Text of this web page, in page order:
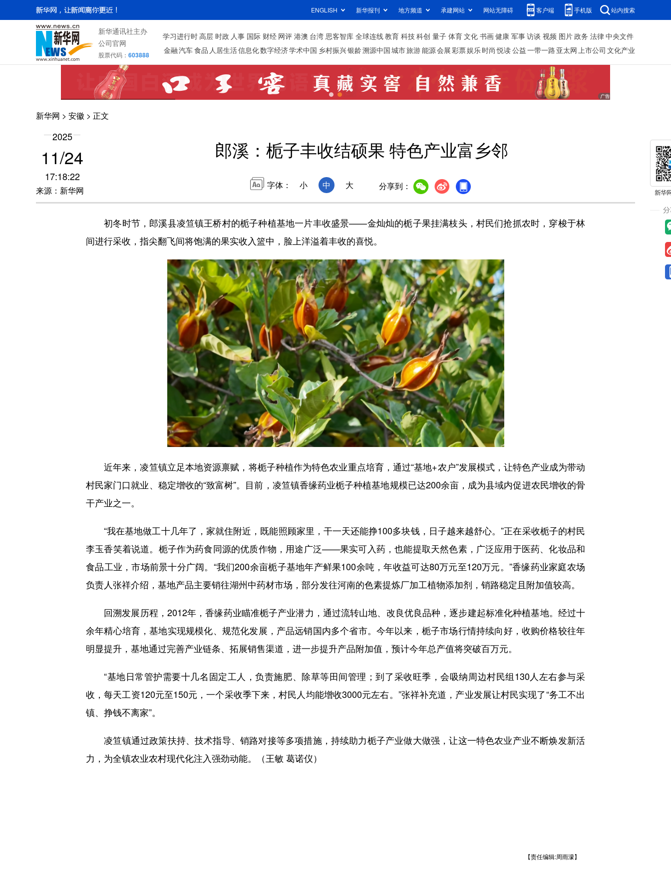
ENGLISH 新华报刊 地方频道 承建网站 网站无障碍 客户端 手机版 站内搜索
新华通讯社主办
公司官网
股票代码： 603888
学习进行时高层 时政 人事 国际 财经 网评 港澳 台湾 思客智库 全球连线教育 科技科创 量子 体育文化 书画健康 军事访谈 视频 图片政务 法律中央文件
金融汽车食品 人居生活信息化数字经济学术中国 乡村振兴银龄溯源中国城市旅游能源会展彩票娱乐时尚 悦读公益一带一路 亚太网上市公司 文化产业
新华网 > 安徽 > 正文
2025
11/24
17:18:22
来源：新华网
郎溪：栀子丰收结硕果 特色产业富乡邻
字体： 小 中 大 分享到：
初冬时节，郎溪县凌笪镇王桥村的栀子种植基地一片丰收盛景——金灿灿的栀子果挂满枝头，村民们抢抓农时，穿梭于林
间进行采收，指尖翻飞间将饱满的果实收入篮中，脸上洋溢着丰收的喜悦。
近年来，凌笪镇立足本地资源禀赋，将栀子种植作为特色农业重点培育，通过“基地+农户”发展模式，让特色产业成为带动
村民家门口就业、稳定增收的“致富树”。目前，凌笪镇香缘药业栀子种植基地规模已达200余亩，成为县域内促进农民增收的骨
干产业之一。
“我在基地做工十几年了，家就住附近，既能照顾家里，干一天还能挣100多块钱，日子越来越舒心。”正在采收栀子的村民
李玉香笑着说道。栀子作为药食同源的优质作物，用途广泛——果实可入药，也能提取天然色素，广泛应用于医药、化妆品和
食品工业，市场前景十分广阔。“我们200余亩栀子基地年产鲜果100余吨，年收益可达80万元至120万元。”香缘药业家庭农场
负责人张祥介绍，基地产品主要销往湖州中药材市场，部分发往河南的色素提炼厂加工植物添加剂，销路稳定且附加值较高。
回溯发展历程，2012年，香缘药业瞄准栀子产业潜力，通过流转山地、改良优良品种，逐步建起标准化种植基地。经过十
余年精心培育，基地实现规模化、规范化发展，产品远销国内多个省市。今年以来，栀子市场行情持续向好，收购价格较往年
明显提升，基地通过完善产业链条、拓展销售渠道，进一步提升产品附加值，预计今年总产值将突破百万元。
“基地日常管护需要十几名固定工人，负责施肥、除草等田间管理；到了采收旺季，会吸纳周边村民组130人左右参与采
收，每天工资120元至150元，一个采收季下来，村民人均能增收3000元左右。”张祥补充道，产业发展让村民实现了“务工不出
镇、挣钱不离家”。
凌笪镇通过政策扶持、技术指导、销路对接等多项措施，持续助力栀子产业做大做强，让这一特色农业产业不断焕发新活
力，为全镇农业农村现代化注入强劲动能。（王敏 葛诺仪）
【责任编辑:周雨濛】